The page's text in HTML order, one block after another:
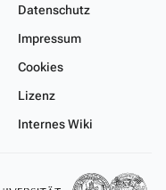
Datenschutz
Impressum
Cookies
Lizenz
Internes Wiki